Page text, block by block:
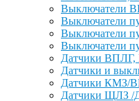
Выключатели
Выключатели
Выключатели
Выключатели
Датчики
Датчики и
Датчики КМЗ/
Датчики ЩЛЗ